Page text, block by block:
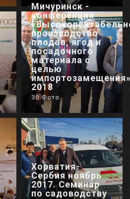
Мичуринск -
конференция
производство
плодов, ягод и
посадочного
материала с
целью
2018
30 Фото
Хорватия-
Сербия ноябрь
2017. Семинар
по садоводству